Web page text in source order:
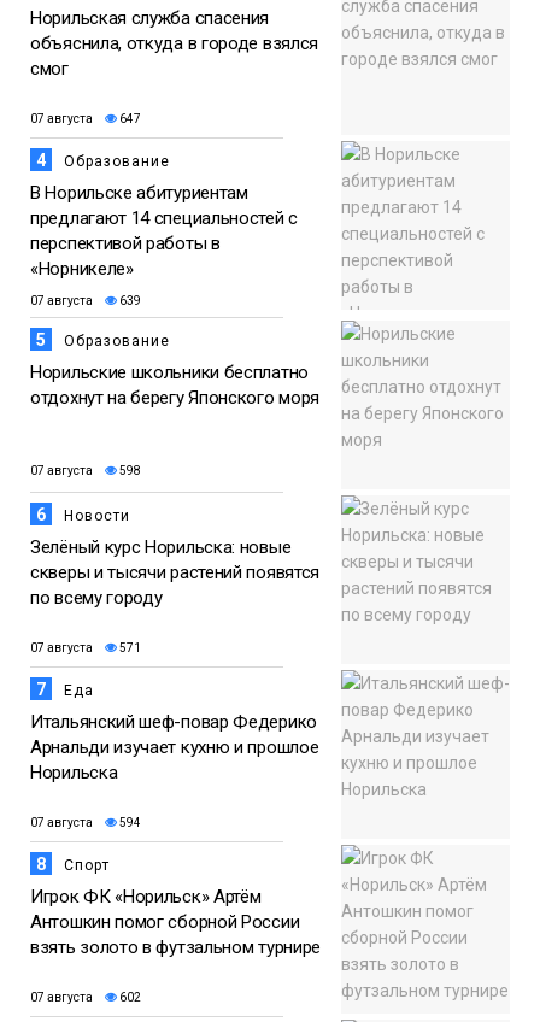
Норильская служба спасения
объяснила, откуда в городе взялся
смог
07 августа 647
4 Образование
В Норильске абитуриентам
предлагают 14 специальностей с
перспективой работы в
«Норникеле»
07 августа 639
5 Образование
Норильские школьники бесплатно
отдохнут на берегу Японского моря
07 августа 598
6 Новости
Зелёный курс Норильска: новые
скверы и тысячи растений появятся
по всему городу
07 августа 571
7 Еда
Итальянский шеф-повар Федерико
Арнальди изучает кухню и прошлое
Норильска
07 августа 594
8 Спорт
Игрок ФК «Норильск» Артём
Антошкин помог сборной России
взять золото в футзальном турнире
07 августа 602